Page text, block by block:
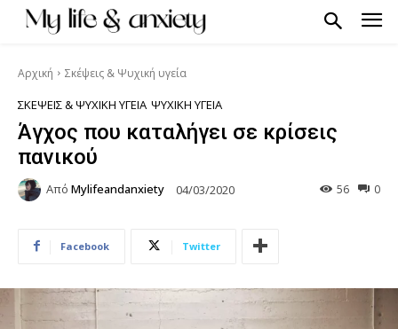
Αρχική Σκέψεις & Ψυχική υγεία
ΣΚΈΨΕΙΣ & ΨΥΧΙΚΉ ΥΓΕΊΑ ΨΥΧΙΚΉ ΥΓΕΊΑ
Άγχος που καταλήγει σε κρίσεις
πανικού
Από Mylifeandanxiety 04/03/2020 0
56
Facebook Twitter